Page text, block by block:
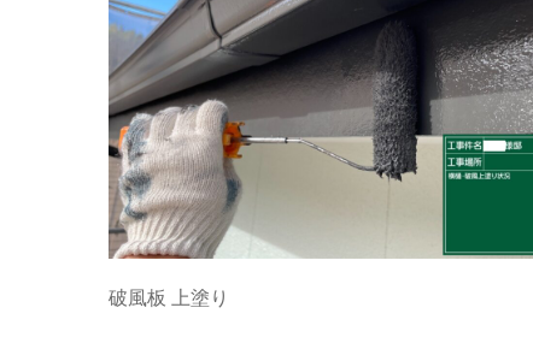
破風板 上塗り